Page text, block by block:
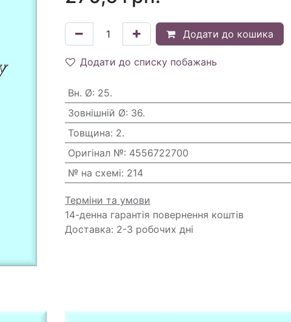
Додати до кошика
Додати до списку побажань
Вн. Ø: 25.
Зовнішній Ø: 36.
Товщина: 2.
Оригінал №: 4556722700
№ на схемі: 214
Терміни та умови
14-денна гарантія повернення коштів
Доставка: 2-3 робочих дні